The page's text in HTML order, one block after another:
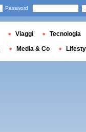
Password
Viaggi Tecnologia
Media & Co